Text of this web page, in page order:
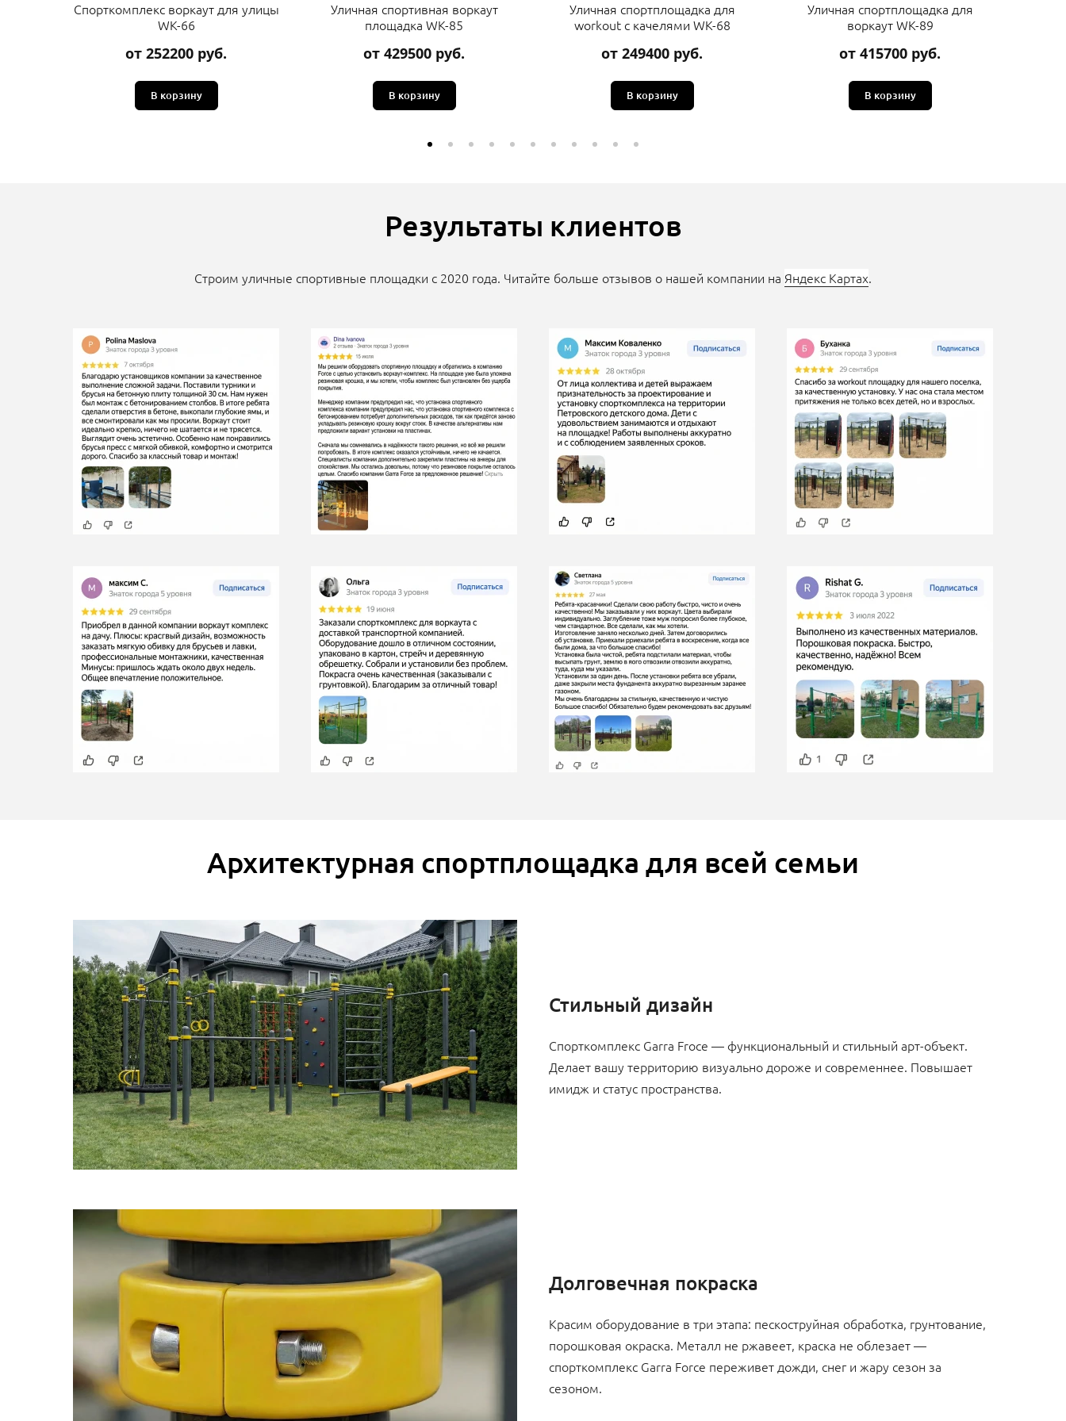
Спорткомплекс воркаут для улицы
WK-66
от 252200 руб.
В корзину
Уличная спортивная воркаут
площадка WK-85
от 429500 руб.
В корзину
Уличная спортплощадка для
workout с качелями WK-68
от 249400 руб.
В корзину
Уличная спортплощадка для
воркаут WK-89
от 415700 руб.
В корзину
Результаты клиентов
Строим уличные спортивные площадки с 2020 года. Читайте больше отзывов о нашей компании на Яндекс Картах.
Архитектурная спортплощадка для всей семьи
Стильный дизайн
Спорткомплекс Garra Froce — функциональный и стильный арт-объект.
Делает вашу территорию визуально дороже и современнее. Повышает
имидж и статус пространства.
Долговечная покраска
Красим оборудование в три этапа: пескоструйная обработка, грунтование,
порошковая окраска. Металл не ржавеет, краска не облезает —
спорткомплекс Garra Force переживет дожди, снег и жару сезон за
сезоном.